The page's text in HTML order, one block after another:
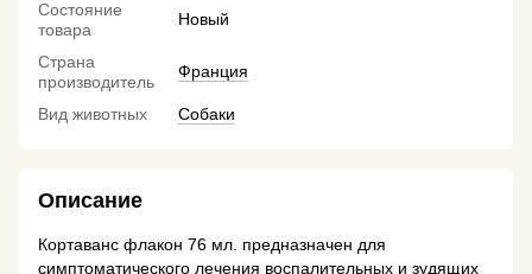
Состояние
товара
Новый
Страна
производитель
Франция
Вид животных Собаки
Описание
Кортаванс флакон 76 мл. предназначен для
симптоматического лечения воспалительных и зудящих